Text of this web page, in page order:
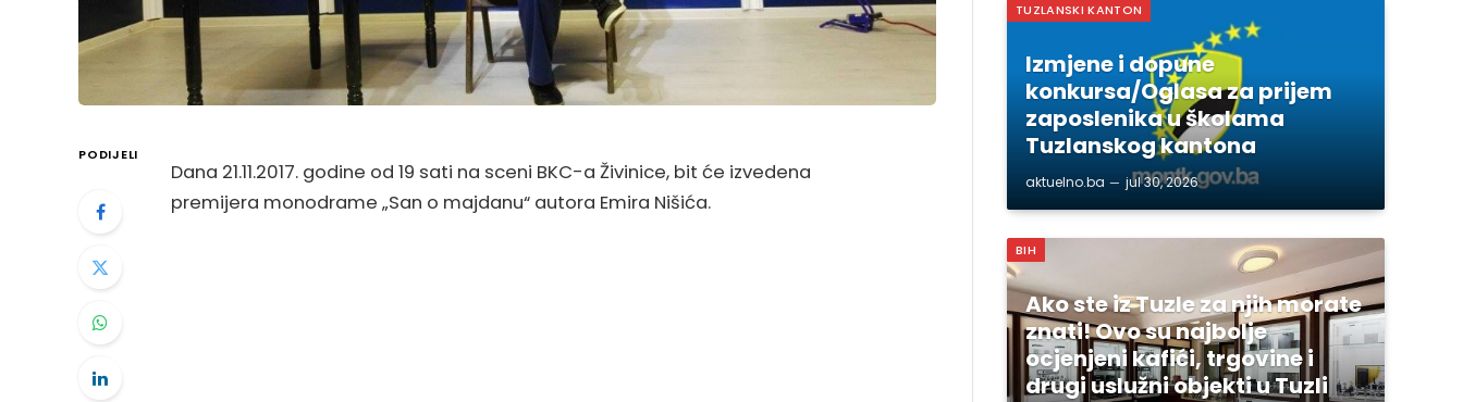
PODIJELI
Dana 21.11.2017. godine od 19 sati na sceni BKC-a Živinice, bit će izvedena
premijera monodrame „San o majdanu“ autora Emira Nišića.
TUZLANSKI KANTON
Izmjene i dopune
konkursa/Oglasa za prijem
zaposlenika u školama
Tuzlanskog kantona
aktuelno.ba jul 30, 2026
BIH
Ako ste iz Tuzle za njih morate
znati! Ovo su najbolje
ocjenjeni kafići, trgovine i
drugi uslužni objekti u Tuzli